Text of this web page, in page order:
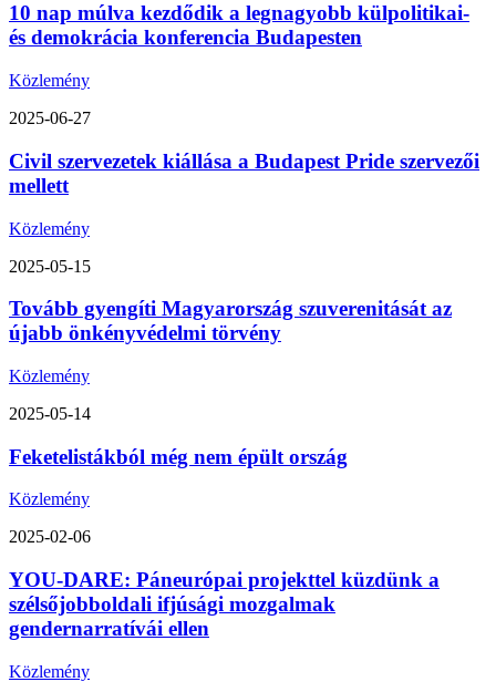
10 nap múlva kezdődik a legnagyobb külpolitikai-
és demokrácia konferencia Budapesten
Közlemény
2025-06-27
Civil szervezetek kiállása a Budapest Pride szervezői
mellett
Közlemény
2025-05-15
Tovább gyengíti Magyarország szuverenitását az
újabb önkényvédelmi törvény
Közlemény
2025-05-14
Feketelistákból még nem épült ország
Közlemény
2025-02-06
YOU-DARE: Páneurópai projekttel küzdünk a
szélsőjobboldali ifjúsági mozgalmak
gendernarratívái ellen
Közlemény